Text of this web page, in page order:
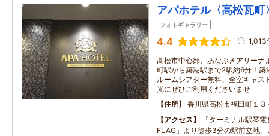
アパホテル〈高松瓦町
フォトギャラリー
4.4 1,013
高松市中心部、あなぶきアリーナ
町駅から築港駅まで2駅約6分！
ルームシアター無料、全室キャス
光にぜひご利用くださいませ
住所
香川県高松市福田町１３
アクセス
「ターミナル駅琴
FLAG」より徒歩3分の駅前立地